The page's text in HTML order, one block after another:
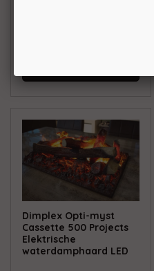
Dimplex Opti-myst
Cassette 500 Projects
Elektrische
waterdamphaard LED